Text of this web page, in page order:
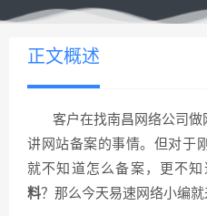
当前位置： 易速网站优化公司 >浅谈
正文概述
客户在找南昌网络公司做
讲网站备案的事情。但对于
就不知道怎么备案，更不知
料？那么今天易速网络小编就